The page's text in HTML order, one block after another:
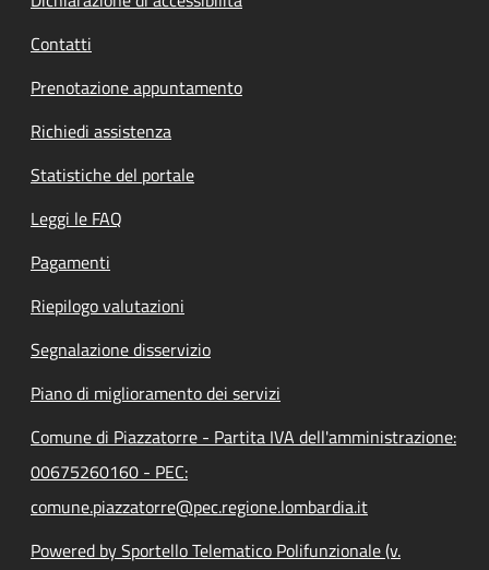
Contatti
Prenotazione appuntamento
Richiedi assistenza
Statistiche del portale
Leggi le FAQ
Pagamenti
Riepilogo valutazioni
Segnalazione disservizio
Piano di miglioramento dei servizi
Comune di Piazzatorre - Partita IVA dell'amministrazione:
00675260160 - PEC:
comune.piazzatorre@pec.regione.lombardia.it
Powered by Sportello Telematico Polifunzionale (v.